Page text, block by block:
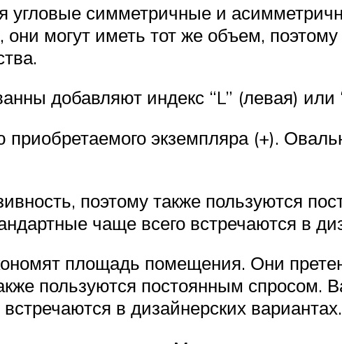
угловые симметричные и
могут иметь тот же объем,
добавляют индекс “L” (левая) или
экземпляра (+).
поэтому также пользуются
чаще всего встречаются в
площадь помещения. Они
пользуются постоянным спросом.
в дизайнерских вариантах.